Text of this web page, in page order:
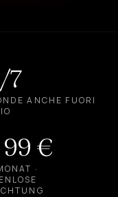
7
ANCHE FUORI
99 €
·